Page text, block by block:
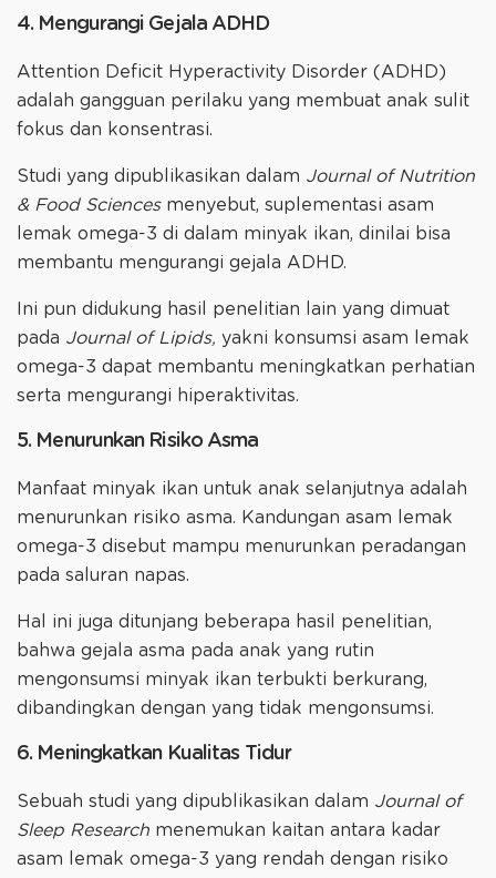
4. Mengurangi Gejala ADHD
Attention Deficit Hyperactivity Disorder (ADHD)
adalah gangguan perilaku yang membuat anak sulit
fokus dan konsentrasi.
Studi yang dipublikasikan dalam Journal of Nutrition
& Food Sciencesmenyebut, suplementasi asam
lemak omega-3 di dalam minyak ikan, dinilai bisa
membantu mengurangi gejala ADHD.
Ini pun didukung hasil penelitian lain yang dimuat
pada Journal of Lipids, yakni konsumsi asam lemak
omega-3 dapat membantu meningkatkan perhatian
serta mengurangi hiperaktivitas.
5. Menurunkan Risiko Asma
Manfaat minyak ikan untuk anak selanjutnya adalah
menurunkan risiko asma. Kandungan asam lemak
omega-3 disebut mampu menurunkan peradangan
pada saluran napas.
Hal ini juga ditunjang beberapa hasil penelitian,
bahwa gejala asma pada anak yang rutin
mengonsumsi minyak ikan terbukti berkurang,
dibandingkan dengan yang tidak mengonsumsi.
6. Meningkatkan Kualitas Tidur
Sebuah studi yang dipublikasikan dalam Journal of
Sleep Research menemukan kaitan antara kadar
asam lemak omega-3 yang rendah dengan risiko